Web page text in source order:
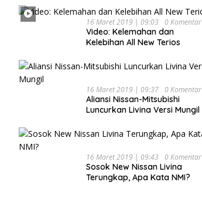
16 Maret 2019 | 09:03 0 Komentar
Video: Kelemahan dan
Kelebihan All New Terios
16 Maret 2019 | 09:37 0 Komentar
Aliansi Nissan-Mitsubishi
Luncurkan Livina Versi Mungil
16 Maret 2019 | 09:43 0 Komentar
Sosok New Nissan Livina
Terungkap, Apa Kata NMI?